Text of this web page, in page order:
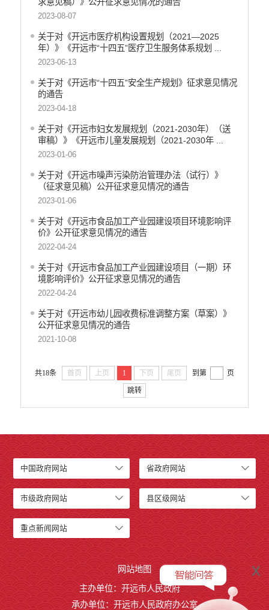
求意见稿）》公开征求意见情况的通告
2023-08-07
关于对《开远市医疗机构设置规划（2021—2025
年）》《开远市“十四五”医疗卫生服务体系规划 ...
2023-06-13
关于对《开远市“十四五”安全生产规划》征求意见情况
的通告
2023-04-18
关于对《开远市妇女发展规划（2021-2030年）（送
审稿）》《开远市儿童发展规划（2021-2030年 ...
2023-01-06
关于对《开远市噪声污染防治管理办法（试行）》
（征求意见稿）公开征求意见情况的通告
2023-01-06
关于对《开远市食品加工产业园建设项目环境影响评
价》公开征求意见情况的通告
2022-04-24
关于对《开远市食品加工产业园建设项目（一期）环
境影响评价》公开征求意见情况的通告
2022-04-24
关于对《开远市幼儿园收费标准调整方案（草案）》
公开征求意见情况的通告
2021-10-08
共18条 首页 上页 1 下页 尾页 到第 页
跳转
中国政府网站 省政府网站
市级政府网站 县区级网站
重点新闻网站
网站地图
主办单位：开远市人民政府
承办单位：开远市人民政府办公室
x